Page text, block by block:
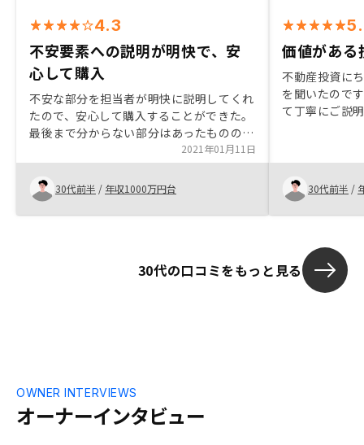
4.3
不安要素への説明が明快で、安
心して購入
不安な部分を担当者が明快に説明してくれ
たので、安心して購入することができた。
最後まで分からない部分はあったものの、
担当者を信頼できたので購入できた。領収
書管理サービス
2021年01月11日
30代前半 / 年収1000万円台
価値がある
不動産投資に
を聞いたので
て丁寧にご説
いてみるだけ
す。
30代前半 /
30代の口コミをもっと見る
オーナーインタビュー
OWNER INTERVIEWS